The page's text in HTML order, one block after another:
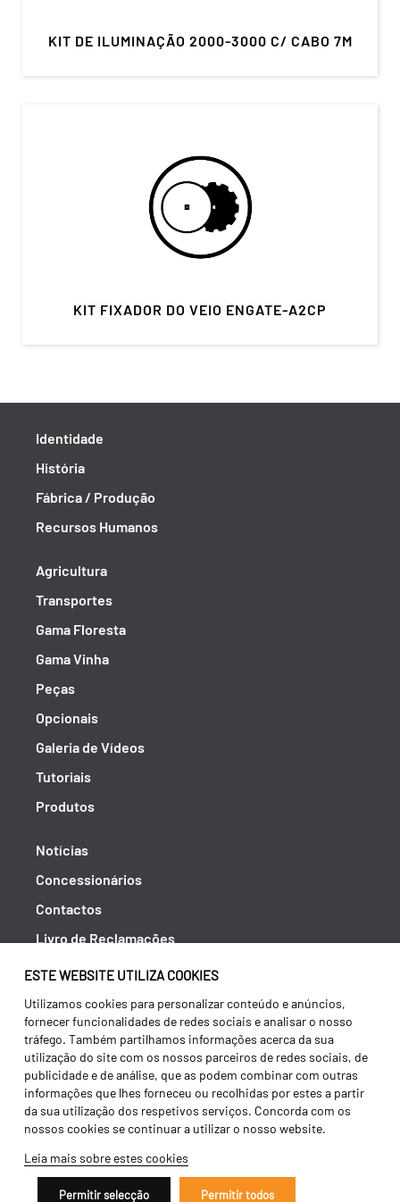
ESTE WEBSITE UTILIZA COOKIES
Utilizamos cookies para personalizar conteúdo e anúncios,
fornecer funcionalidades de redes sociais e analisar o nosso
tráfego. Também partilhamos informações acerca da sua
utilização do site com os nossos parceiros de redes sociais, de
publicidade e de análise, que as podem combinar com outras
informações que lhes forneceu ou recolhidas por estes a partir
da sua utilização dos respetivos serviços. Concorda com os
nossos cookies se continuar a utilizar o nosso website.
Leia mais sobre estes cookies
Permitir selecção Permitir todos
KIT DE ILUMINAÇÃO 2000-3000 C/ CABO 7M
KIT FIXADOR DO VEIO ENGATE-A2CP
Identidade
História
Fábrica / Produção
Recursos Humanos
Agricultura
Transportes
Gama Floresta
Gama Vinha
Peças
Opcionais
Galeria de Vídeos
Tutoriais
Produtos
Notícias
Concessionários
Contactos
Livro de Reclamações
Política de Privacidade
Canal de Denúncias (RGPC)
Termos e condições